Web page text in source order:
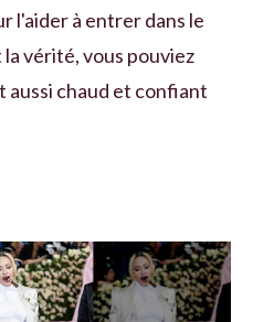
l'aider à entrer dans le
vérité, vous pouviez
aussi chaud et confiant